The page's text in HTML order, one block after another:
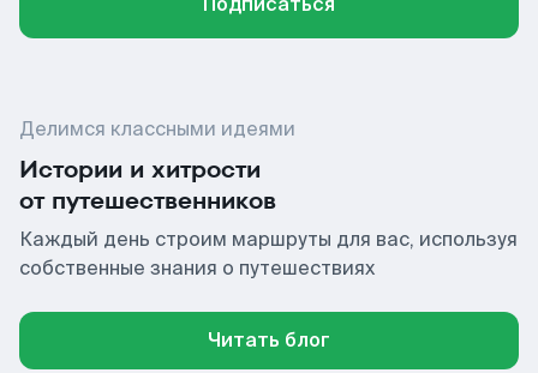
Делимся классными идеями
Истории и хитрости
от путешественников
Каждый день строим маршруты для вас, используя
собственные знания о путешествиях
Читать блог